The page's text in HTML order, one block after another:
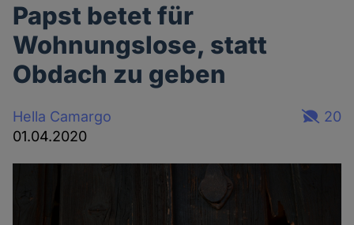
Papst betet für
Wohnungslose, statt
Obdach zu geben
Hella Camargo
01.04.2020
20